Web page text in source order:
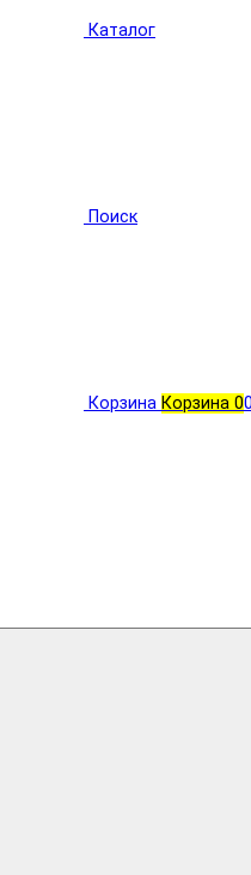
Каталог
Поиск
Корзина Корзина 0